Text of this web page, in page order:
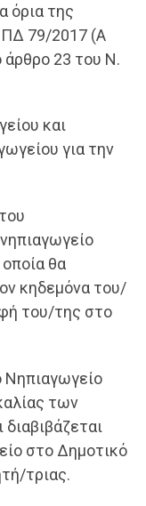
όρια της
ΠΔ 79/2017 (Α
23 του Ν.
και
για την
θα
κηδεμόνα του/
του/της στο
Nηπιαγωγείο
των
στο Δημοτικό
τριας.